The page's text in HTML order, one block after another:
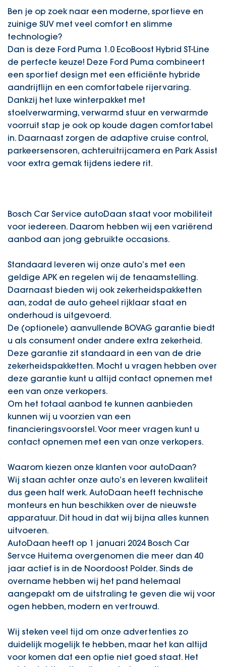
Ben je op zoek naar een moderne, sportieve en
zuinige SUV met veel comfort en slimme
technologie?
Dan is deze Ford Puma 1.0 EcoBoost Hybrid ST-Line
de perfecte keuze! Deze Ford Puma combineert
een sportief design met een efficiënte hybride
aandrijflijn en een comfortabele rijervaring.
Dankzij het luxe winterpakket met
stoelverwarming, verwarmd stuur en verwarmde
voorruit stap je ook op koude dagen comfortabel
in. Daarnaast zorgen de adaptive cruise control,
parkeersensoren, achteruitrijcamera en Park Assist
voor extra gemak tijdens iedere rit.
Bosch Car Service autoDaan staat voor mobiliteit
voor iedereen. Daarom hebben wij een variërend
aanbod aan jong gebruikte occasions.
Standaard leveren wij onze auto’s met een
geldige APK en regelen wij de tenaamstelling.
Daarnaast bieden wij ook zekerheidspakketten
aan, zodat de auto geheel rijklaar staat en
onderhoud is uitgevoerd.
De (optionele) aanvullende BOVAG garantie biedt
u als consument onder andere extra zekerheid.
Deze garantie zit standaard in een van de drie
zekerheidspakketten. Mocht u vragen hebben over
deze garantie kunt u altijd contact opnemen met
een van onze verkopers.
Om het totaal aanbod te kunnen aanbieden
kunnen wij u voorzien van een
financieringsvoorstel. Voor meer vragen kunt u
contact opnemen met een van onze verkopers.
Waarom kiezen onze klanten voor autoDaan?
Wij staan achter onze auto’s en leveren kwaliteit
dus geen half werk. AutoDaan heeft technische
monteurs en hun beschikken over de nieuwste
apparatuur. Dit houd in dat wij bijna alles kunnen
uitvoeren.
AutoDaan heeft op 1 januari 2024 Bosch Car
Servce Huitema overgenomen die meer dan 40
jaar actief is in de Noordoost Polder. Sinds de
overname hebben wij het pand helemaal
aangepakt om de uitstraling te geven die wij voor
ogen hebben, modern en vertrouwd.
Wij steken veel tijd om onze advertenties zo
duidelijk mogelijk te hebben, maar het kan altijd
voor komen dat een optie niet goed staat. Het